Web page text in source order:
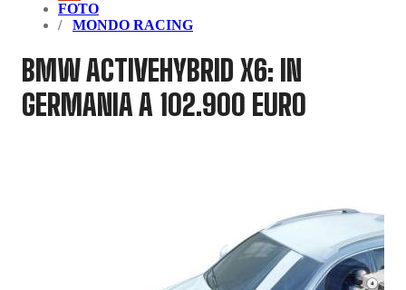
FOTO
MONDO RACING
BMW ACTIVEHYBRID X6: IN
GERMANIA A 102.900 EURO